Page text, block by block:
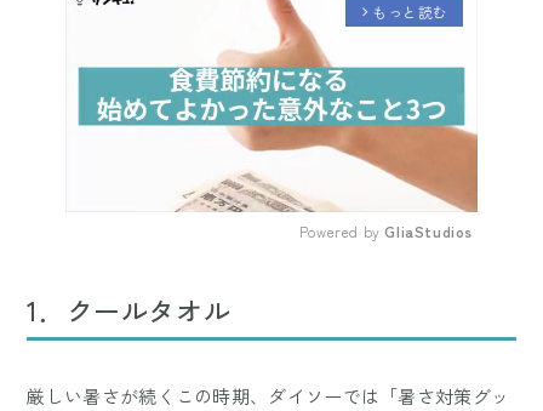
arrow_forward_ios もっと読む
Powered by GliaStudios
1．クールタオル
厳しい暑さが続くこの時期、ダイソーでは「暑さ対策グッ